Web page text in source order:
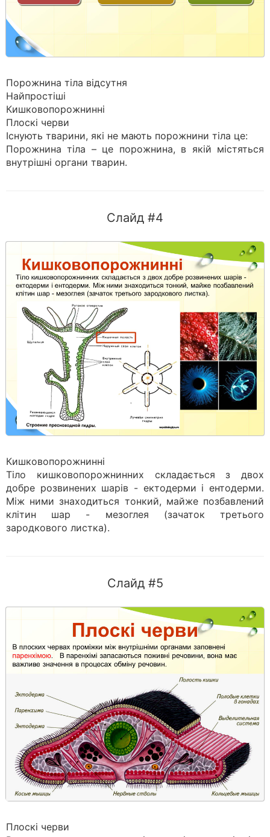
Порожнина тіла відсутня
Найпростіші
Кишковопорожнинні
Плоскі черви
Існують тварини, які не мають порожнини тіла це:
Порожнина тіла – це порожнина, в якій містяться
внутрішні органи тварин.
Слайд #4
Кишковопорожнинні
Тіло кишковопорожнинних складається з двох
добре розвинених шарів - ектодерми і ентодерми.
Між ними знаходиться тонкий, майже позбавлений
клітин шар - мезоглея (зачаток третього
зародкового листка).
Слайд #5
Плоскі черви